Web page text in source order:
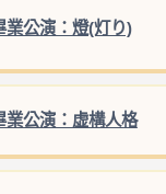
業公演：燈(灯り)
業公演：虚構人格